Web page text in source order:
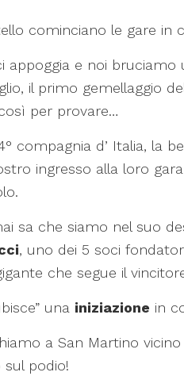
cominciano le gare
appoggia e noi
il primo gemellaggio
per provare…
compagnia d’ Italia, la
ingresso alla loro
sa che siamo nel suo
, uno dei 5 soci
che segue il
una iniziazione in
a San Martino
sul podio!